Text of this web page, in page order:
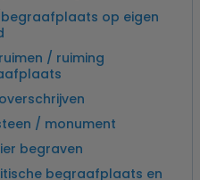
op eigen
/ ruiming
/ monument
begraven
begraafplaats en